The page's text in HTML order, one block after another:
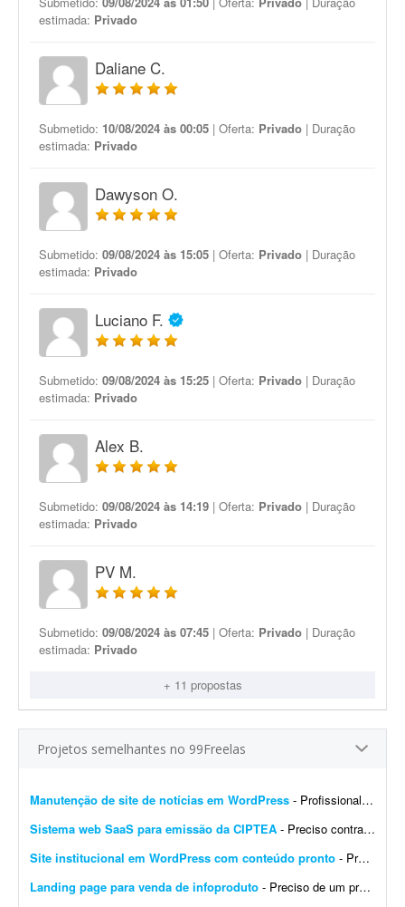
estimada: Privado
Daliane C.
Submetido: 10/08/2024 às 00:05 | Oferta: Privado | Duração
estimada: Privado
Dawyson O.
Submetido: 09/08/2024 às 15:05 | Oferta: Privado | Duração
estimada: Privado
Luciano F.
Submetido: 09/08/2024 às 15:25 | Oferta: Privado | Duração
estimada: Privado
Alex B.
Submetido: 09/08/2024 às 14:19 | Oferta: Privado | Duração
estimada: Privado
PV M.
Submetido: 09/08/2024 às 07:45 | Oferta: Privado | Duração
estimada: Privado
+ 11 propostas
Projetos semelhantes no 99Freelas
Manutenção de site de notícias em WordPress - Profissional para realizar manutenção, configuração de automações, melhoria visual e atualização de site de notícias em WordPress. At...
Sistema web SaaS para emissão da CIPTEA - Preciso contratar um desenvolvedor ou equipe para criar um sistema web (SaaS multi-tenant) voltado para a emissão digital da CIPTEA (Carteira de Identificação da Pessoa com Tra...
Site institucional em WordPress com conteúdo pronto - Preciso de um desenvolvedor WordPress para criar um site institucional simples, de aproximadamente 5 páginas (Home). - O projeto é cultural (Cuidadores da Memória - Encontro R...
Landing page para venda de infoproduto - Preciso de um profissional que crie uma landing page com foco em conversão para um infoproduto. A página deve ter conteúdo e layout focados em vendas, com elementos que incent...